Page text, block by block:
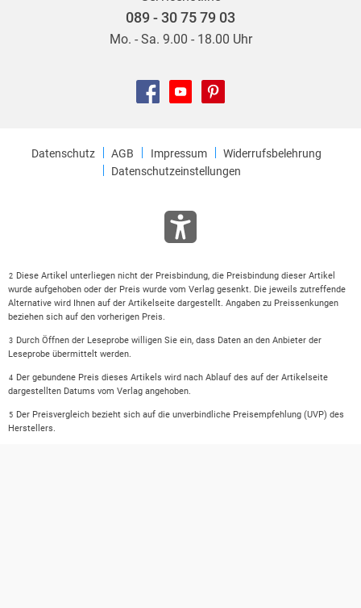
089 - 30 75 79 03
Mo. - Sa. 9.00 - 18.00 Uhr
Datenschutz AGB Impressum
Widerrufsbelehrung
Datenschutzeinstellungen
2
Diese Artikel unterliegen nicht der Preisbindung, die Preisbindung dieser Artikel
wurde aufgehoben oder der Preis wurde vom Verlag gesenkt. Die jeweils zutreffende
Alternative wird Ihnen auf der Artikelseite dargestellt. Angaben zu Preissenkungen
beziehen sich auf den vorherigen Preis.
3
Durch Öffnen der Leseprobe willigen Sie ein, dass Daten an den Anbieter der
Leseprobe übermittelt werden.
4
Der gebundene Preis dieses Artikels wird nach Ablauf des auf der Artikelseite
dargestellten Datums vom Verlag angehoben.
5
Der Preisvergleich bezieht sich auf die unverbindliche Preisempfehlung (UVP) des
Herstellers.